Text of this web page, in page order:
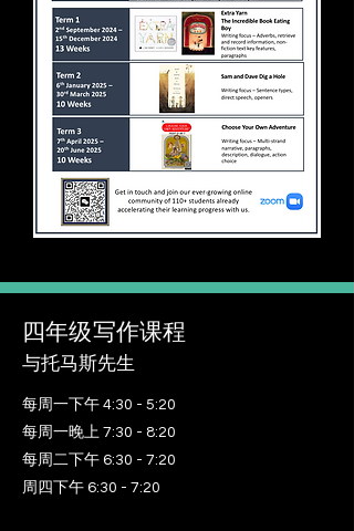
四年级写作课程
与托马斯先生
每周一下午 4:30 - 5:20
每周一晚上 7:30 - 8:20
每周二下午 6:30 - 7:20
周四下午 6:30 - 7:20